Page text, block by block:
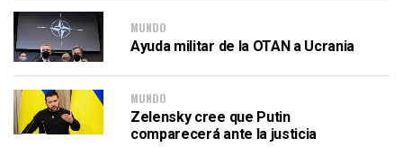
MUNDO
Ayuda militar de la OTAN a Ucrania
MUNDO
Zelensky cree que Putin
comparecerá ante la justicia